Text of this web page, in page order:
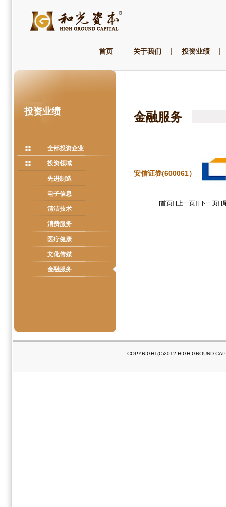
首页 关于我们 投资业绩
投资业绩
全部投资企业
投资领域
先进制造
电子信息
清洁技术
消费服务
医疗健康
文化传媒
金融服务
金融服务
安信证券(600061）
[首页] [上一页] [下一页] [
COPYRIGHT(C)2012 HIGH GROUND